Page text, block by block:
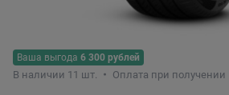
Ваша выгода 6 300 рублей
В наличии 11 шт. Оплата при получении